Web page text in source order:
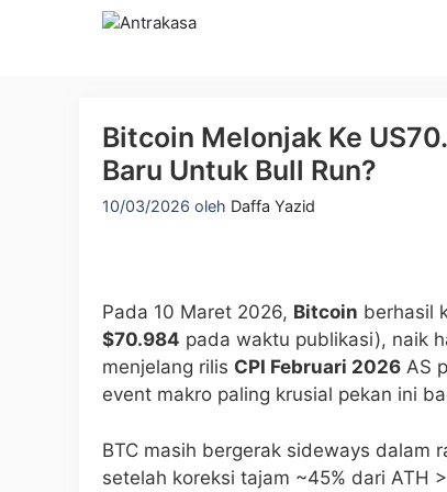
Bitcoin Melonjak Ke
Baru Untuk Bull Run?
10/03/2026 oleh Daffa Yazid
Pada 10 Maret 2026, Bitcoin berhasil
$70.984 pada waktu publikasi), naik
menjelang rilis CPI Februari 2026 AS
event makro paling krusial pekan ini
BTC masih bergerak sideways dalam
setelah koreksi tajam ~45% dari ATH >